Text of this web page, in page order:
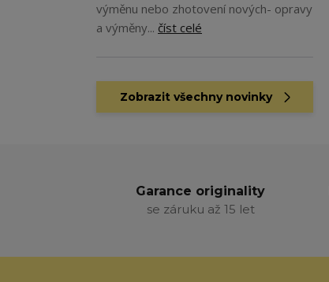
výměnu nebo zhotovení nových- opravy
a výměny... číst celé
Zobrazit všechny novinky
Garance originality
se záruku až 15 let